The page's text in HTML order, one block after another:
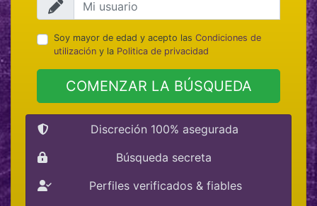
Soy mayor de edad y acepto las Condiciones de
utilización y la Politica de privacidad
COMENZAR LA BÚSQUEDA
Discreción 100% asegurada
Búsqueda secreta
Perfiles verificados & fiables